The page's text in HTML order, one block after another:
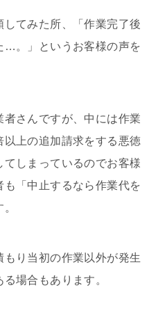
てみた所、「作業完了後
…。」というお客様の声を
さんですが、中には作業
以上の追加請求をする悪徳
しまっているのでお客様
「中止するなら作業代を
り当初の作業以外が発生
場合もあります。